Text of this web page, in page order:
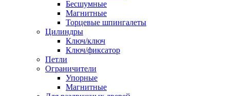
Бесшумные
Магнитные
Торцевые шпингалеты
Цилиндры
Ключ/ключ
Ключ/фиксатор
Петли
Ограничители
Упорные
Магнитные